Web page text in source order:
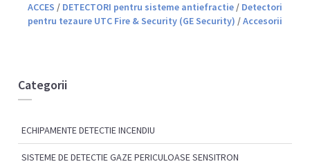
ACCES / DETECTORI pentru sisteme antiefractie / Detectori
pentru tezaure UTC Fire & Security (GE Security) /Accesorii
Categorii
ECHIPAMENTE DETECTIE INCENDIU
SISTEME DE DETECTIE GAZE PERICULOASE SENSITRON